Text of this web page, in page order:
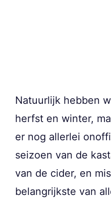
Natuurlijk hebben
herfst en winter,
er nog allerlei
seizoen van de
van de cider, en
belangrijkste van